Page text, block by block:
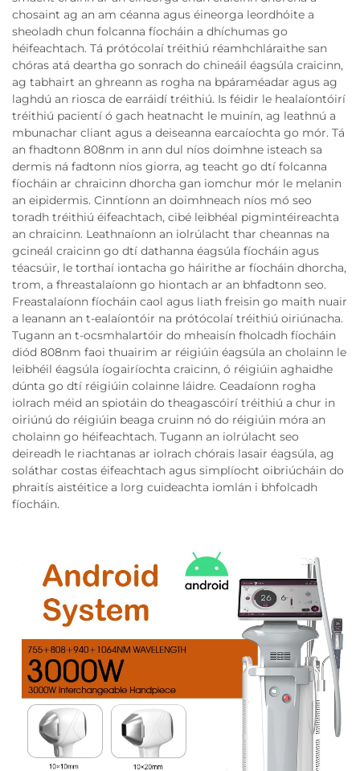
chosaint ag an am céanna agus éineorga leordhóite a
sheoladh chun folcanna fíocháin a dhíchumas go
héifeachtach. Tá prótócolaí tréithiú réamhchláraithe san
chóras atá deartha go sonrach do chineáil éagsúla craicinn,
ag tabhairt an ghreann as rogha na bpáraméadar agus ag
laghdú an riosca de earráidí tréithiú. Is féidir le healaíontóirí
tréithiú pacientí ó gach heatnacht le muinín, ag leathnú a
mbunachar cliant agus a deiseanna earcaíochta go mór. Tá
an fhadtonn 808nm in ann dul níos doimhne isteach sa
dermis ná fadtonn níos giorra, ag teacht go dtí folcanna
fíocháin ar chraicinn dhorcha gan iomchur mór le melanin
an eipidermis. Cinntíonn an doimhneach níos mó seo
toradh tréithiú éifeachtach, cibé leibhéal pigmintéireachta
an chraicinn. Leathnaíonn an iolrúlacht thar cheannas na
gcineál craicinn go dtí dathanna éagsúla fíocháin agus
téacsúir, le torthaí iontacha go háirithe ar fíocháin dhorcha,
trom, a fhreastalaíonn go hiontach ar an bhfadtonn seo.
Freastalaíonn fíocháin caol agus liath freisin go maith nuair
a leanann an t-ealaíontóir na prótócolaí tréithiú oiriúnacha.
Tugann an t-ocsmhalartóir do mheaisín fholcadh fíocháin
diód 808nm faoi thuairim ar réigiúin éagsúla an cholainn le
leibhéil éagsúla íogairíochta craicinn, ó réigiúin aghaidhe
dúnta go dtí réigiúin colainne láidre. Ceadaíonn rogha
iolrach méid an spiotáin do theagascóirí tréithiú a chur in
oiriúnú do réigiúin beaga cruinn nó do réigiúin móra an
cholainn go héifeachtach. Tugann an iolrúlacht seo
deireadh le riachtanas ar iolrach chórais lasair éagsúla, ag
soláthar costas éifeachtach agus simplíocht oibriúcháin do
phraitís aistéitice a lorg cuideachta iomlán i bhfolcadh
fíocháin.